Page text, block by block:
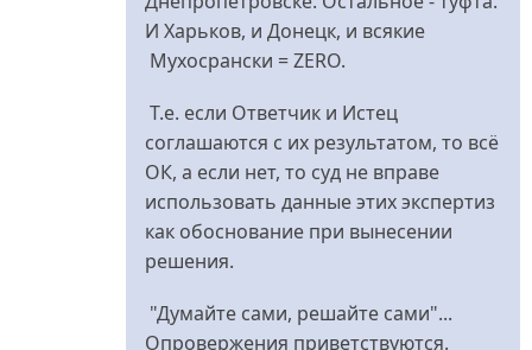
крематорий
від
И Харьков, и Донецк, и всякие
Мухосрански = ZERO.
Т.е. если Ответчик и Истец
соглашаются с их результатом, то всё
ОК, а если нет, то суд не вправе
использовать данные этих экспертиз
как обоснование при вынесении
решения.
"Думайте сами, решайте сами"...
Опровержения приветствуются.